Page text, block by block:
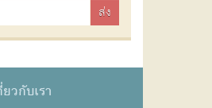
ยวกับเรา